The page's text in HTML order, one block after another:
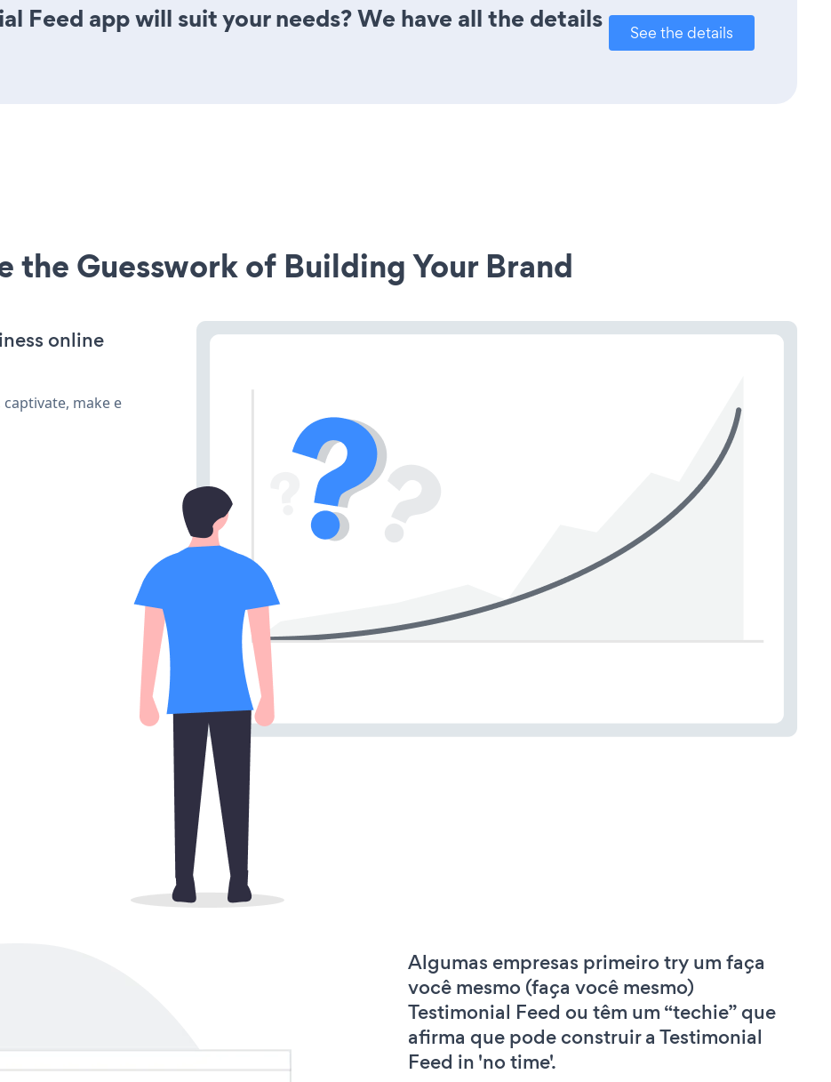
Feed app will suit your needs? We have all the details
See the details
the Guesswork of Building Your Brand
online
make e
Algumas empresas primeiro try um faça
você mesmo (faça você mesmo)
Testimonial Feed ou têm um “techie” que
afirma que pode construir a Testimonial
Feed in 'no time'.